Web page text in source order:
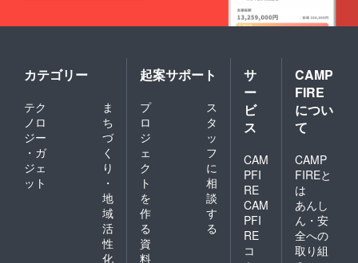
カテゴリー
テク
ノロ
ジー
・ガ
ジェ
ット
ま
ち
づ
く
り
・
地
域
活
性
化
起案サポート
プ
ロ
ジ
ェ
ク
ト
を
作
る
ス
タ
ッ
フ
に
相
談
す
る
資
料
サ
ー
ビ
ス
CAM
PFI
RE
CAM
PFI
RE
コ
CAMP
FIRE
につい
て
CAMP
FIREと
は
あんし
ん・安
全への
取り組